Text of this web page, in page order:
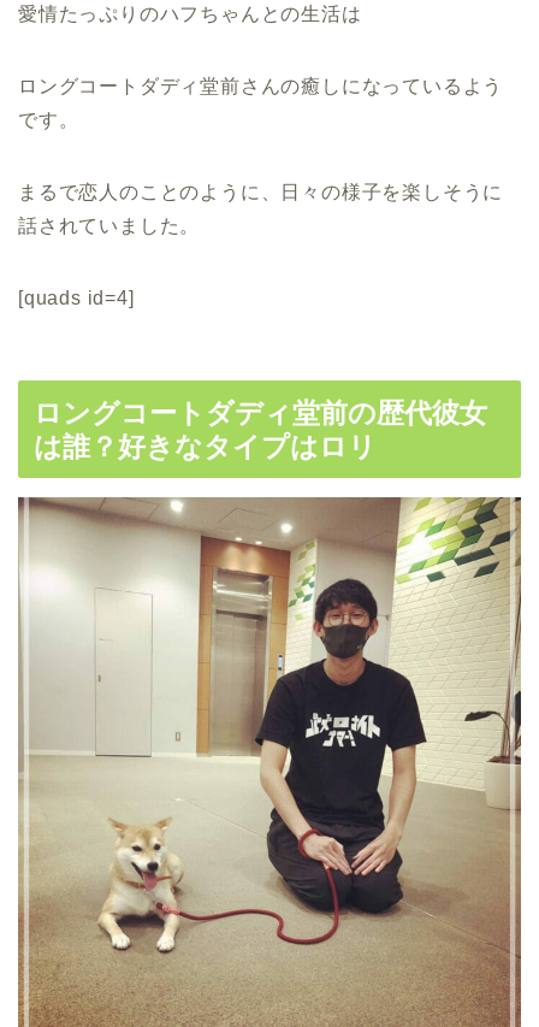
愛情たっぷりのハフちゃんとの生活は
ロングコートダディ堂前さんの癒しになっているよう
です。
まるで恋人のことのように、日々の様子を楽しそうに
話されていました。
[quads id=4]
ロングコートダディ堂前の歴代彼女
は誰？好きなタイプはロリ